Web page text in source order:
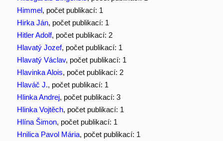
Himmel, počet publikací: 1
Hirka Ján, počet publikací: 1
Hitler Adolf, počet publikací: 2
Hlavatý Jozef, počet publikací: 1
Hlavatý Václav, počet publikací: 1
Hlavinka Alois, počet publikací: 2
Hlaváč J., počet publikací: 1
Hlinka Andrej, počet publikací: 3
Hlinka Vojtěch, počet publikací: 1
Hlína Šimon, počet publikací: 1
Hnilica Pavol Mária, počet publikací: 1